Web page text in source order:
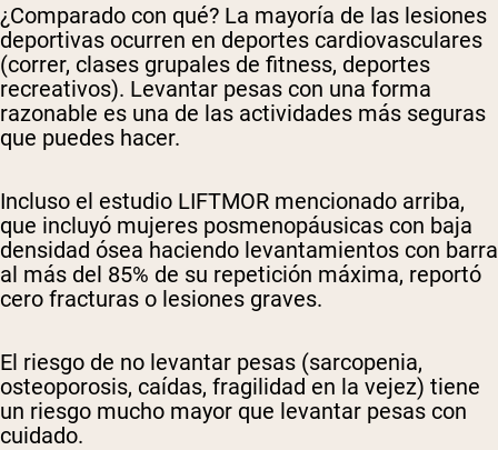
¿Comparado con qué? La mayoría de las lesiones
deportivas ocurren en deportes cardiovasculares
(correr, clases grupales de fitness, deportes
recreativos). Levantar pesas con una forma
razonable es una de las actividades más seguras
que puedes hacer.
Incluso el estudio LIFTMOR mencionado arriba,
que incluyó mujeres posmenopáusicas con baja
densidad ósea haciendo levantamientos con barra
al más del 85% de su repetición máxima, reportó
cero fracturas o lesiones graves.
El riesgo de no levantar pesas (sarcopenia,
osteoporosis, caídas, fragilidad en la vejez) tiene
un riesgo mucho mayor que levantar pesas con
cuidado.